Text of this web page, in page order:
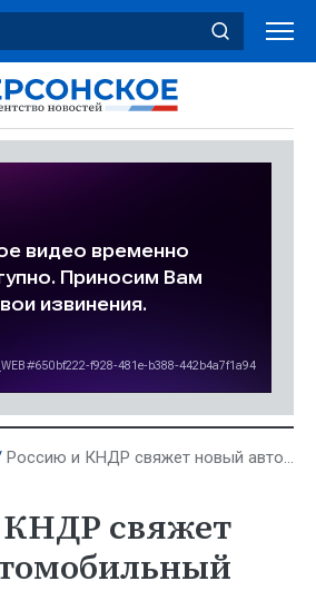
Россию и КНДР свяжет новый автомобильный мост
свяжет